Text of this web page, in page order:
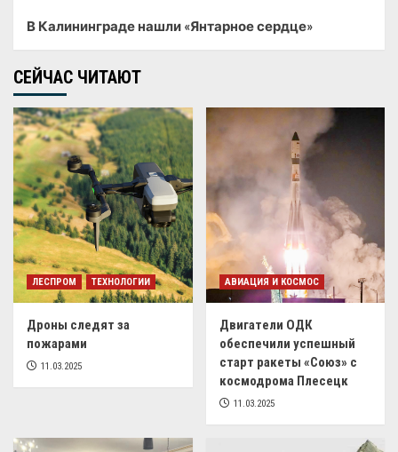
В Калининграде нашли «Янтарное сердце»
СЕЙЧАС ЧИТАЮТ
ЛЕСПРОМ ТЕХНОЛОГИИ
Дроны следят за
пожарами
11.03.2025
АВИАЦИЯ И КОСМОС
Двигатели ОДК
обеспечили успешный
старт ракеты «Союз» с
космодрома Плесецк
11.03.2025